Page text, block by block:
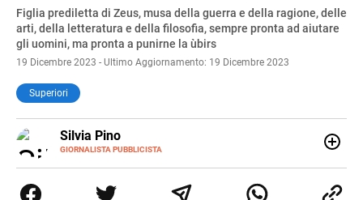
Figlia prediletta di Zeus, musa della guerra e della ragione, delle
arti, della letteratura e della filosofia, sempre pronta ad aiutare
gli uomini, ma pronta a punirne la ùbirs
19 Dicembre 2023 - Ultimo Aggiornamento: 19 Dicembre 2023
Superiori
Silvia Pino
GIORNALISTA PUBBLICISTA
E-
MAIL
critica del testo perché stregata dalle parole, dalla